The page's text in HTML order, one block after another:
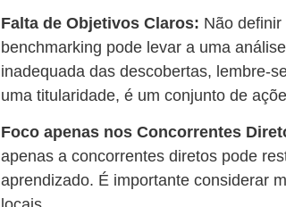
Falta de Objetivos Claros: Não
benchmarking pode levar a uma
inadequada das descobertas, lembre-
uma titularidade, é um conjunto de
Foco apenas nos Concorrentes
apenas a concorrentes diretos pode
aprendizado. É importante considerar